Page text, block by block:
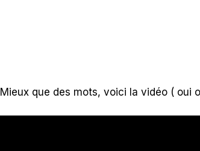
Mieux que des mots, voici la vidéo ( oui